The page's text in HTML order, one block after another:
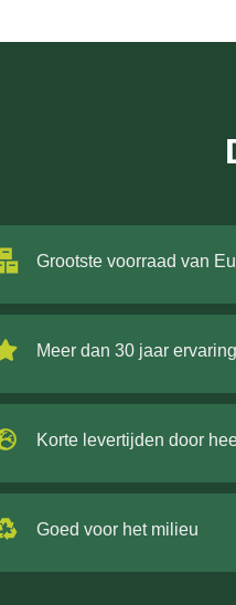
Grootste voorraad van
Meer dan 30 jaar ervaring
Korte levertijden door
Goed voor het milieu